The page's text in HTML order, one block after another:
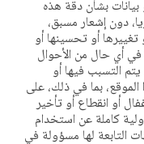
بشأن دقة هذه
دون إشعار مسبق،
أو تحسينها أو
في أي حال من الأحوال
التسبب فيها أو
بما في ذلك، على
أو انقطاع أو تأخير
كاملة عن استخدام
التابعة لها مسؤولة في